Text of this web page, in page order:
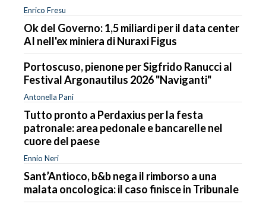
Enrico Fresu
Ok del Governo: 1,5 miliardi per il data center
AI nell'ex miniera di Nuraxi Figus
Portoscuso, pienone per Sigfrido Ranucci al
Festival Argonautilus 2026 "Naviganti"
Antonella Pani
Tutto pronto a Perdaxius per la festa
patronale: area pedonale e bancarelle nel
cuore del paese
Ennio Neri
Sant’Antioco, b&b nega il rimborso a una
malata oncologica: il caso finisce in Tribunale